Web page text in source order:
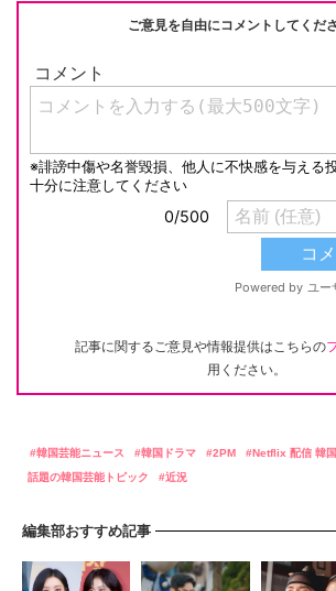
k
ご意見を自由にコメントしてくだ
記事に関するご意見や情報提供はこちらの
用ください。
韓国芸能ニュース 韓国ドラマ 2PM Netflix 配信 韓
話題の韓国芸能トピック
近況
編集部おすすめ記事